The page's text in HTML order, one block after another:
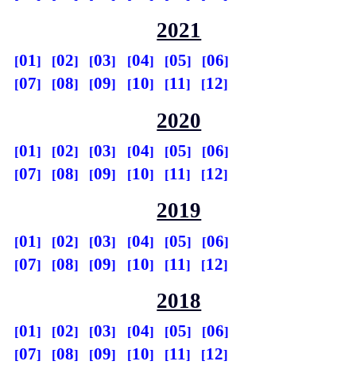
2021
01 02 03 04 05
06
07
08 09 10 11 12
2020
01 02 03 04 05
06
07
08 09 10 11 12
2019
01 02 03 04 05
06
07
08 09 10 11 12
2018
01 02 03 04 05
06
07
08 09 10 11 12